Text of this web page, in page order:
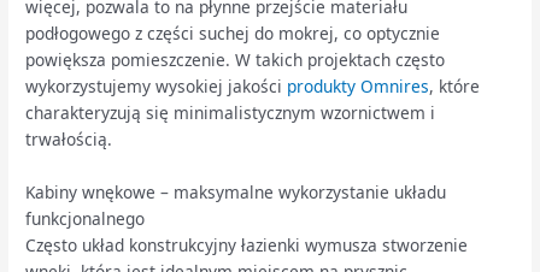
więcej, pozwala to na płynne przejście materiału
podłogowego z części suchej do mokrej, co optycznie
powiększa pomieszczenie. W takich projektach często
wykorzystujemy wysokiej jakości produkty Omnires, które
charakteryzują się minimalistycznym wzornictwem i
trwałością.
Kabiny wnękowe – maksymalne wykorzystanie układu
funkcjonalnego
Często układ konstrukcyjny łazienki wymusza stworzenie